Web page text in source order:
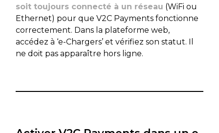
soit toujours connecté à un réseau (WiFi ou
Ethernet) pour que V2C Payments fonctionne
correctement. Dans la plateforme web,
accédez à ‘e-Chargers’ et vérifiez son statut. Il
ne doit pas apparaître hors ligne.